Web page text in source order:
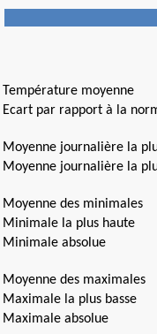
Température moyenne
Ecart par rapport à la
Moyenne journalière la
Moyenne journalière la
Moyenne des minimales
Minimale la plus haute
Minimale absolue
Moyenne des maximales
Maximale la plus basse
Maximale absolue